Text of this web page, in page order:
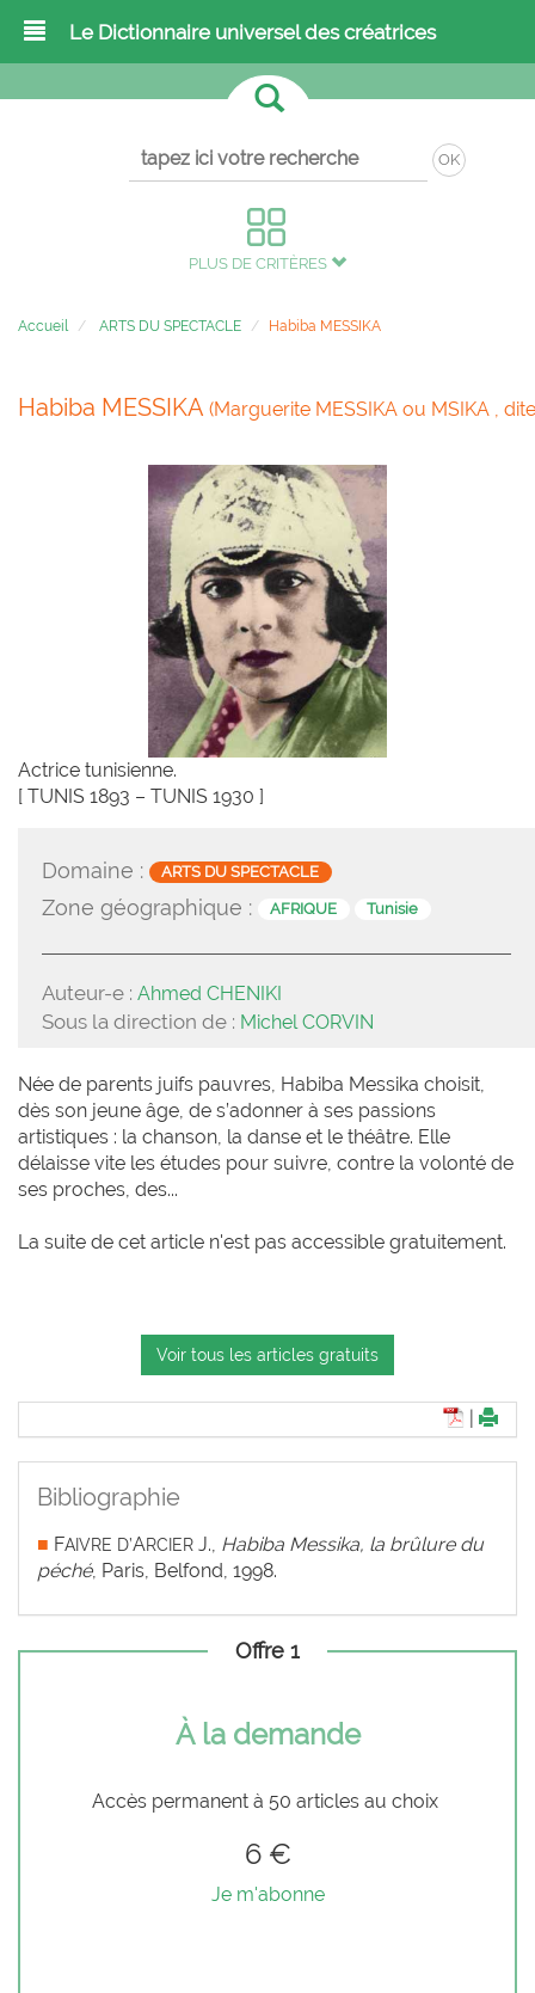
Le Dictionnaire universel des créatrices
OK
PLUS DE CRITÈRES
Accueil ARTS DU SPECTACLE Habiba MESSIKA
Habiba MESSIKA (Marguerite MESSIKA ou MSIKA ,
Actrice tunisienne.
[ TUNIS 1893 – TUNIS 1930 ]
Domaine : ARTS DU SPECTACLE
Zone géographique : AFRIQUE Tunisie
Auteur-e : Ahmed CHENIKI
Sous la direction de : Michel CORVIN
Née de parents juifs pauvres, Habiba Messika choisit,
dès son jeune âge, de s’adonner à ses passions
artistiques : la chanson, la danse et le théâtre. Elle
délaisse vite les études pour suivre, contre la volonté de
ses proches, des...
La suite de cet article n'est pas accessible gratuitement.
Voir tous les articles gratuits
Bibliographie
■ FAIVRE D’ARCIER J., Habiba Messika, la brûlure du
péché, Paris, Belfond, 1998.
Offre 1
À la demande
Accès permanent à 50 articles au choix
6 €
Je m'abonne